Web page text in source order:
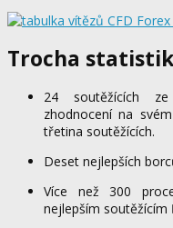
Trocha
24 soutěžících
zhodnocení na
třetina soutěžících.
Deset nejlepších
Více než 300
nejlepším soutěžícím